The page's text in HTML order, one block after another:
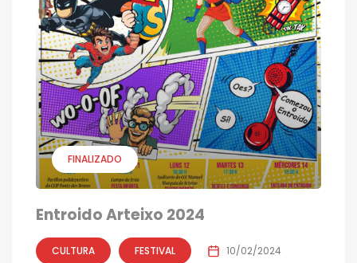
FINALIZADO
Entroido Arteixo 2024
CULTURA FESTIVAL 10/02/2024